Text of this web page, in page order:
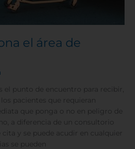
el área de
el punto de encuentro para recibir,
pacientes que requieran
que ponga o no en peligro de
a diferencia de un consultorio
y se puede acudir en cualquier
se pueden